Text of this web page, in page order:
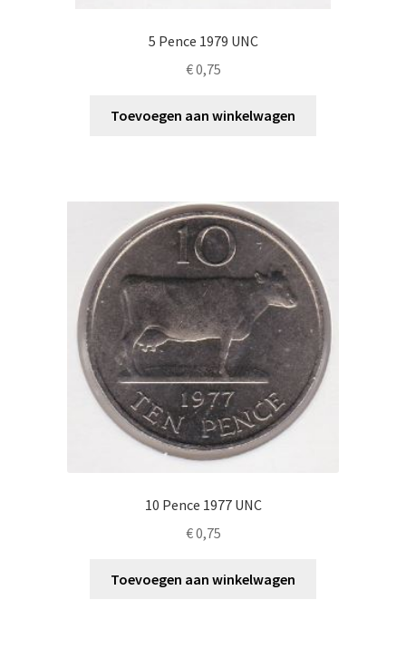
5 Pence 1979 UNC
€0,75
Toevoegen aan winkelwagen
10 Pence 1977 UNC
€0,75
Toevoegen aan winkelwagen